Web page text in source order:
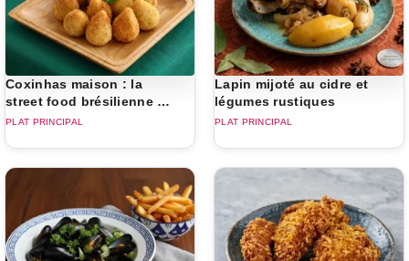
Coxinhas maison : la
street food brésilienne à
portée de main
PLAT PRINCIPAL
Lapin mijoté au cidre et
légumes rustiques
PLAT PRINCIPAL